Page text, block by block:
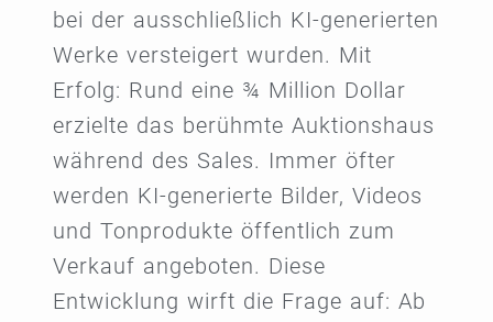
bei der ausschließlich KI-generierten
Werke versteigert wurden. Mit
Erfolg: Rund eine ¾ Million Dollar
erzielte das berühmte Auktionshaus
während des Sales. Immer öfter
werden KI-generierte Bilder, Videos
und Tonprodukte öffentlich zum
Verkauf angeboten. Diese
Entwicklung wirft die Frage auf: Ab